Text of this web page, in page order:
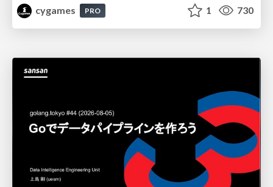
cygames PRO 1 730